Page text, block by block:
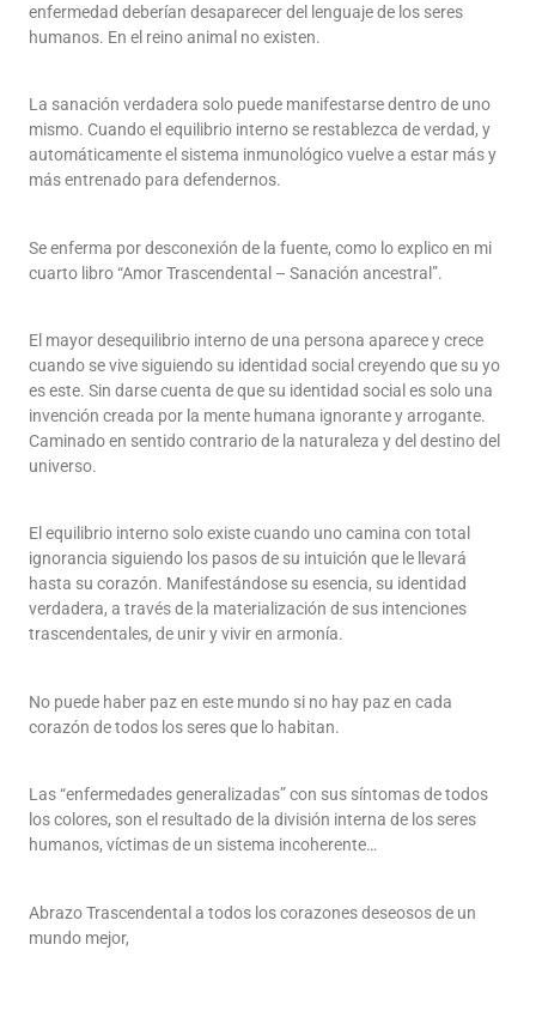
enfermedad deberían desaparecer del lenguaje de los seres
humanos. En el reino animal no existen.
La sanación verdadera solo puede manifestarse dentro de uno
mismo. Cuando el equilibrio interno se restablezca de verdad, y
automáticamente el sistema inmunológico vuelve a estar más y
más entrenado para defendernos.
Se enferma por desconexión de la fuente, como lo explico en mi
cuarto libro “Amor Trascendental – Sanación ancestral”.
El mayor desequilibrio interno de una persona aparece y crece
cuando se vive siguiendo su identidad social creyendo que su yo
es este. Sin darse cuenta de que su identidad social es solo una
invención creada por la mente humana ignorante y arrogante.
Caminado en sentido contrario de la naturaleza y del destino del
universo.
El equilibrio interno solo existe cuando uno camina con total
ignorancia siguiendo los pasos de su intuición que le llevará
hasta su corazón. Manifestándose su esencia, su identidad
verdadera, a través de la materialización de sus intenciones
trascendentales, de unir y vivir en armonía.
No puede haber paz en este mundo si no hay paz en cada
corazón de todos los seres que lo habitan.
Las “enfermedades generalizadas” con sus síntomas de todos
los colores, son el resultado de la división interna de los seres
humanos, víctimas de un sistema incoherente…
Abrazo Trascendental a todos los corazones deseosos de un
mundo mejor,